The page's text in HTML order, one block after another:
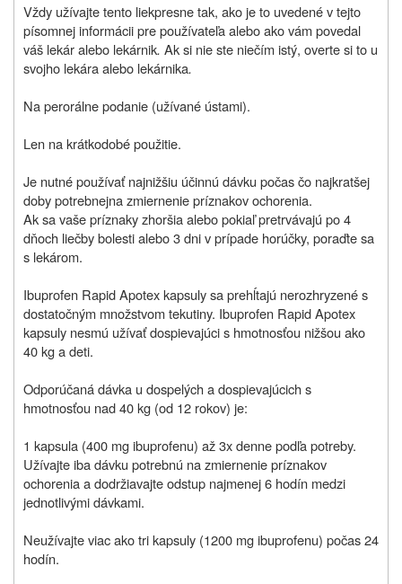
Vždy užívajtetento liekpresne tak, ako je to uvedené v tejto
písomnej informácii pre používateľa alebo ako vám povedal
váš lekár alebo lekárnik. Ak si nie ste niečím istý, overte si to u
svojho lekára alebo lekárnika.
Na perorálne podanie (užívané ústami).
Len na krátkodobé použitie.
Je nutné používať najnižšiu účinnú dávku počas čo najkratšej
doby potrebnejna zmiernenie príznakov ochorenia.
Ak sa vaše príznaky zhoršia alebo pokiaľ pretrvávajú po 4
dňoch liečby bolesti alebo 3 dni v prípade horúčky, poraďte sa
s lekárom.
Ibuprofen Rapid Apotex kapsuly sa prehĺtajú nerozhryzené s
dostatočným množstvom tekutiny. Ibuprofen Rapid Apotex
kapsuly nesmú užívať dospievajúci s hmotnosťou nižšou ako
40 kg a deti.
Odporúčaná dávka u dospelých a dospievajúcichs
hmotnosťou nad 40 kg (od 12 rokov) je:
1 kapsula (400 mg ibuprofenu) až 3x denne podľa potreby.
Užívajte iba dávku potrebnú na zmiernenie príznakov
ochorenia a dodržiavajte odstup najmenej 6 hodín medzi
jednotlivými dávkami.
Neužívajte viac ako tri kapsuly (1200 mg ibuprofenu) počas 24
hodín.